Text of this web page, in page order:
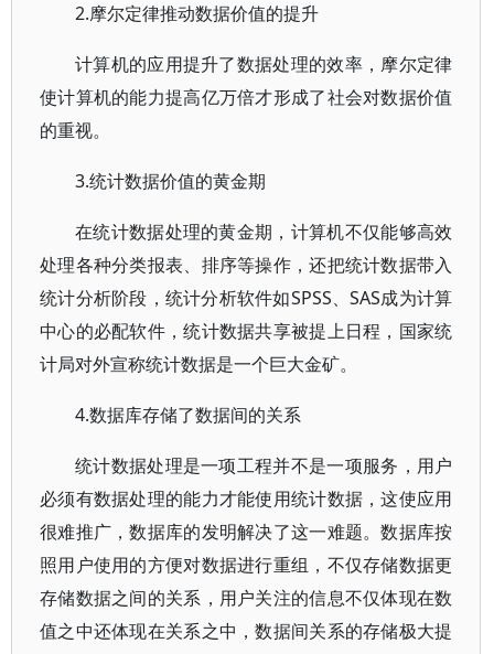
2.摩尔定律推动数据价值的提升
计算机的应用提升了数据处理的效率，摩尔定律
使计算机的能力提高亿万倍才形成了社会对数据价值
的重视。
3.统计数据价值的黄金期
在统计数据处理的黄金期，计算机不仅能够高效
处理各种分类报表、排序等操作，还把统计数据带入
统计分析阶段，统计分析软件如SPSS、SAS成为计算
中心的必配软件，统计数据共享被提上日程，国家统
计局对外宣称统计数据是一个巨大金矿。
4.数据库存储了数据间的关系
统计数据处理是一项工程并不是一项服务，用户
必须有数据处理的能力才能使用统计数据，这使应用
很难推广，数据库的发明解决了这一难题。数据库按
照用户使用的方便对数据进行重组，不仅存储数据更
存储数据之间的关系，用户关注的信息不仅体现在数
值之中还体现在关系之中，数据间关系的存储极大提